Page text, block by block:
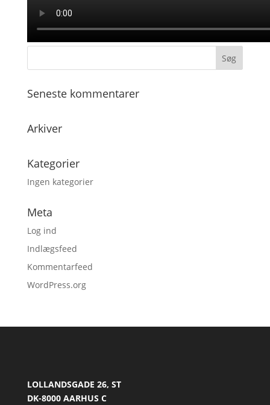
Seneste kommentarer
Arkiver
Kategorier
Ingen kategorier
Meta
Log ind
Indlægsfeed
Kommentarfeed
WordPress.org
LOLLANDSGADE 26, ST
DK-8000 AARHUS C